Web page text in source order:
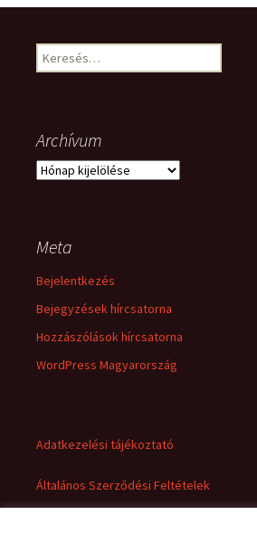
Keresés:
Archívum
Archívum
Meta
Bejelentkezés
Bejegyzések hírcsatorna
Hozzászólások hírcsatorna
WordPress Magyarország
Adatkezelési tájékoztató
Általános Szerződési Feltételek